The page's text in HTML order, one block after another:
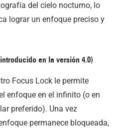
del cielo nocturno, lo
lograr un enfoque preciso y
en la versión 4.0)
Focus Lock le permite
enfoque en el infinito (o en
preferido). Una vez
permanece bloqueada,